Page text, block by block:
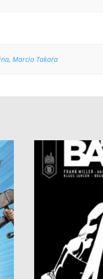
,Marcio Takara